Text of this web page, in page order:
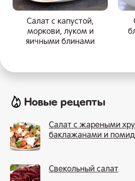
Салат с капустой,
моркови, луком и
яичными блинами
Новые рецепты
Салат с жареными
баклажанами и
Свекольный салат